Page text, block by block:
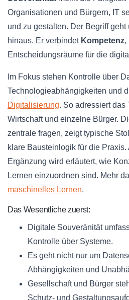
Organisationen und Bürgern, IT
und zu gestalten. Der Begriff geht
hinaus. Er verbindet Kompetenz,
Entscheidungsräume für die
Im Fokus stehen Kontrolle über
Technologieabhängigkeiten und
Digitalisierung. So adressiert das
Wirtschaft und einzelne Bürger.
zentrale fragen, zeigt typische
klare Bausteinlogik für die Praxis.
Ergänzung wird erläutert, wie
Lernen einzuordnen sind. Mehr
maschinelles Lernen.
Das Wesentliche zuerst:
Digitale Souveränität
Kontrolle über Systeme.
Es geht nicht nur um
Abhängigkeiten und
Gesellschaft und Bürger
Schutz- und